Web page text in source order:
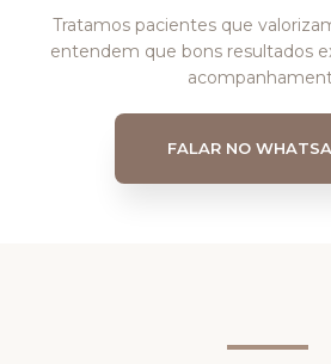
Tratamos pacientes que
entendem que bons resultados
FALAR NO